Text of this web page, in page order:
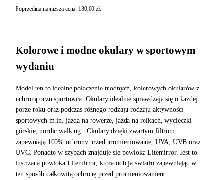
Poprzednia najniższa cena: 130,00 zł.
Kolorowe i modne okulary w sportowym
wydaniu
Model ten to idealne połaczenie modnych, kolorowych okularów z
ochroną oczu sportowca. Okulary idealnie sprawdzają się o każdej
porze roku oraz podczas różnego rodzaju rodzaju aktywności
sportowych m.in. jazda na rowerze, jazda na rolkach, wycieczki
górskie, nordic walking. Okulary dzięki zwartym filtrom
zapewniają 100% ochrony przed promieniowanie, UVA, UVB oraz
UVC. Ponadto w szybach znajduje się powłoka Litemirror. Jest to
lustrzana powłoka Litemirror, która odbija światło zapewniając w
ten sposób całkowitą ochronę przed promieniowaniem